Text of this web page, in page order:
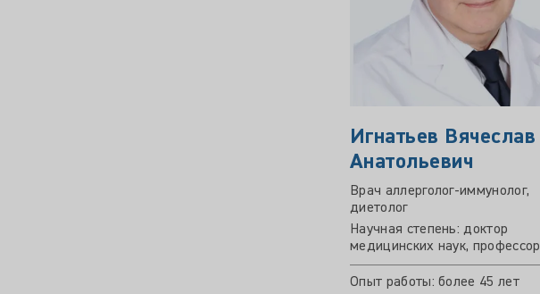
Игнатьев Вячеслав
Анатольевич
Врач аллерголог-иммунолог,
диетолог
Научная степень: доктор
медицинских наук, профессор
Опыт работы: более 45 лет